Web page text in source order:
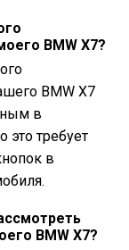
BMW X7?
BMW X7
в
это требует
в
BMW X7?